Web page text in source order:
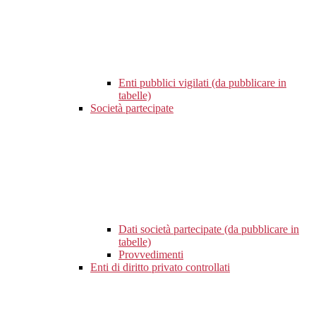
Enti pubblici vigilati (da pubblicare in
tabelle)
Società partecipate
Dati società partecipate (da pubblicare in
tabelle)
Provvedimenti
Enti di diritto privato controllati